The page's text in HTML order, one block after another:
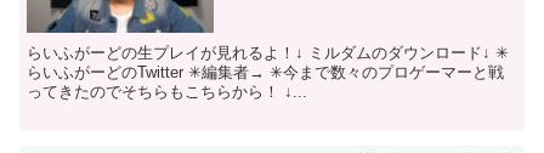
らいふがーどの生プレイが見れるよ！↓ ミルダムのダウンロード↓ ✳︎
らいふがーどのTwitter ✳︎編集者→ ✳︎今まで数々のプロゲーマーと戦
ってきたのでそちらもこちらから！ ↓...